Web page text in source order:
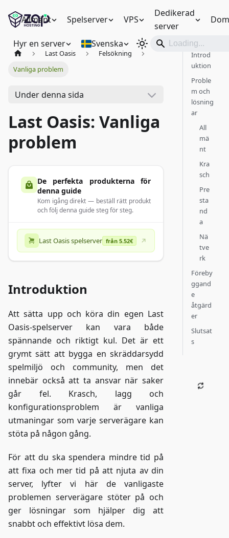
Allmänt Spelserver VPS
Dedikerad
server
Hyr en server Svenska
Last Oasis
Felsökning
Vanliga problem
Under denna sida
Last Oasis: Vanliga
problem
De perfekta produkterna för
denna guide
Kom igång direkt — beställ rätt produkt
och följ denna guide steg för steg.
Last Oasis spelserver från 5.52€
Introduktion
Att sätta upp och köra din egen Last
Oasis-spelserver kan vara både
spännande och riktigt kul. Det är ett
grymt sätt att bygga en skräddarsydd
spelmiljö och community, men det
innebär också att ta ansvar när saker
går fel. Krasch, lagg och
konfigurationsproblem är vanliga
utmaningar som varje serverägare kan
stöta på någon gång.
För att du ska spendera mindre tid på
att fixa och mer tid på att njuta av din
server, lyfter vi här de vanligaste
problemen serverägare stöter på och
ger lösningar som hjälper dig att
snabbt och effektivt lösa dem.
Introd
uktion
Proble
m och
lösning
ar
All
mä
nt
Kra
sch
Pre
sta
nd
a
Nä
tve
rk
Föreby
ggand
e
åtgärd
er
Slutsat
s